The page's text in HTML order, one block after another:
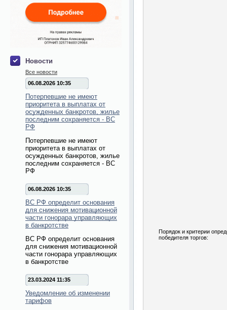
Новости
Все новости
06.08.2026 10:35
Потерпевшие не имеют
приоритета в выплатах от
осужденных банкротов, жилье
последним сохраняется - ВС
РФ
Потерпевшие не имеют
приоритета в выплатах от
осужденных банкротов, жилье
последним сохраняется - ВС
РФ
06.08.2026 10:35
ВС РФ определит основания
для снижения мотивационной
части гонорара управляющих
в банкротстве
ВС РФ определит основания
для снижения мотивационной
части гонорара управляющих
в банкротстве
23.03.2024 11:35
Уведомление об изменении
тарифов
Порядок и критерии
победителя торгов: